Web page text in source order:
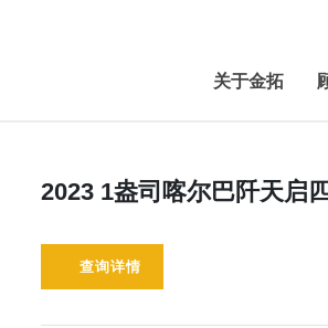
关于金拓
2023 1盎司喀尔巴阡天启
查询详情